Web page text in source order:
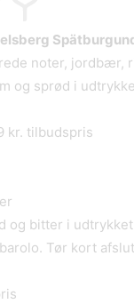
noter, jordbær,
og sprød i
kr. tilbudspris
bitter i
Tør kort